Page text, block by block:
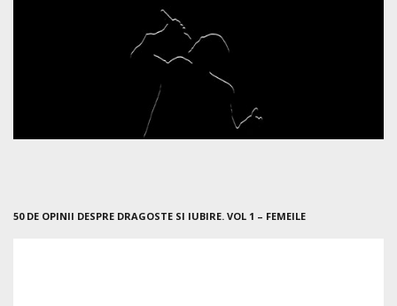
50 DE OPINII DESPRE DRAGOSTE SI IUBIRE. VOL 1 – FEMEILE